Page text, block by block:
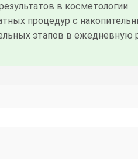
в косметологии
процедур с
этапов в ежедневную